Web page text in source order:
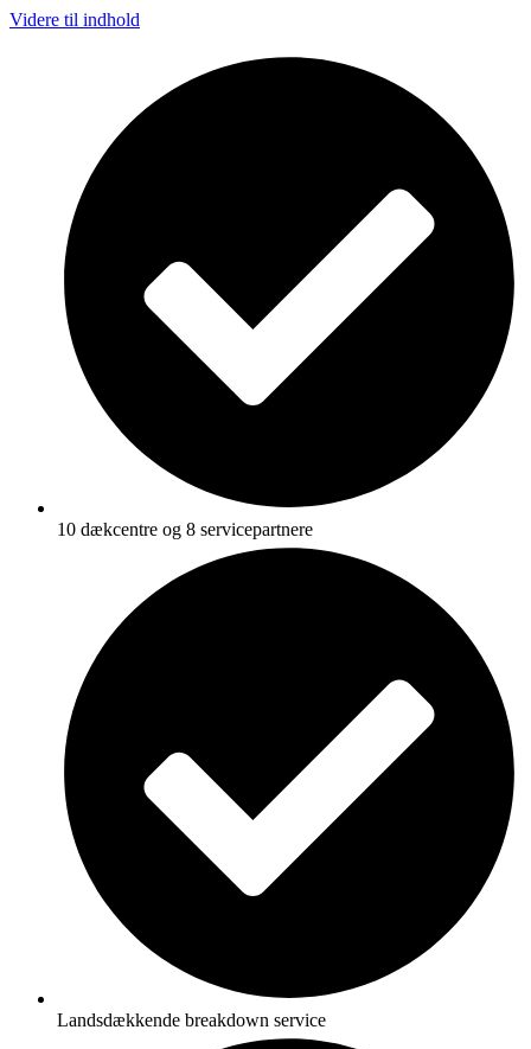
Videre til indhold
10 dækcentre og 8 servicepartnere
Landsdækkende breakdown service